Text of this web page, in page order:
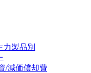
力製品別
/減価償却費